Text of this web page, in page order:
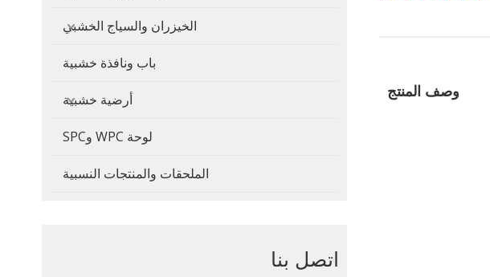
الخيزران والسياج الخشبي
باب ونافذة خشبية
أرضية خشبية
لوحة WPC وSPC
الملحقات والمنتجات النسبية
اتصل بنا
وصف المنتج